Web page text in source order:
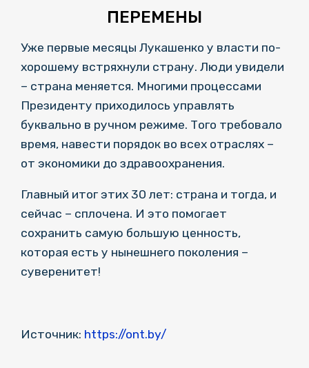
ПЕРЕМЕНЫ
Уже первые месяцы Лукашенко у власти по-
хорошему встряхнули страну. Люди увидели
– страна меняется. Многими процессами
Президенту приходилось управлять
буквально в ручном режиме. Того требовало
время, навести порядок во всех отраслях –
от экономики до здравоохранения.
Главный итог этих 30 лет: страна и тогда, и
сейчас – сплочена. И это помогает
сохранить самую большую ценность,
которая есть у нынешнего поколения –
суверенитет!
Источник: https://ont.by/